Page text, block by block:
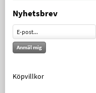
Nyhetsbrev
Anmäl mig
Köpvillkor